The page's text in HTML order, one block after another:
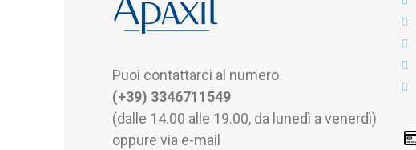
Puoi contattarci al numero
(+39) 3346711549
(dalle 14.00 alle 19.00, da lunedì a venerdì)
oppure via e-mail